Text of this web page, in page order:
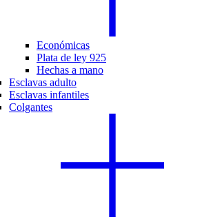
Económicas
Plata de ley 925
Hechas a mano
Esclavas adulto
Esclavas infantiles
Colgantes